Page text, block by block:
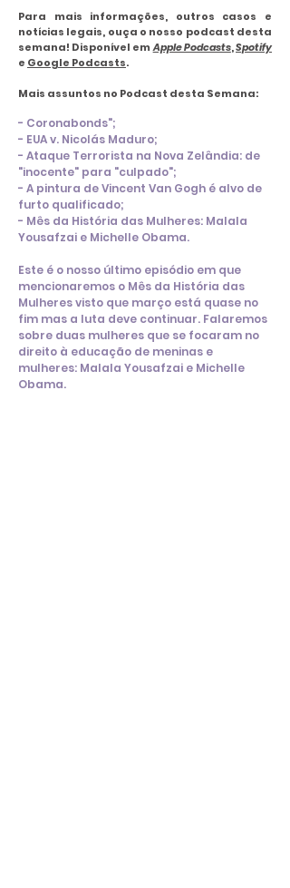
Para mais informações, outros casos e
notícias legais, ouça o nosso podcast desta
semana! Disponível emApple Podcasts,Spotify
e Google Podcasts.
Mais assuntos no Podcast desta Semana:
- Coronabonds";
- EUA v. Nicolás Maduro;
- Ataque Terrorista na Nova Zelândia: de
"inocente" para "culpado";
- A pintura de Vincent Van Gogh é alvo de
furto qualificado;
- Mês da História das Mulheres: Malala
Yousafzai e Michelle Obama.
Este é o nosso último episódio em que
mencionaremos o Mês da História das
Mulheres visto que março está quase no
fim mas a luta deve continuar. Falaremos
sobre duas mulheres que se focaram no
direito à educação de meninas e
mulheres: Malala Yousafzai e Michelle
Obama.